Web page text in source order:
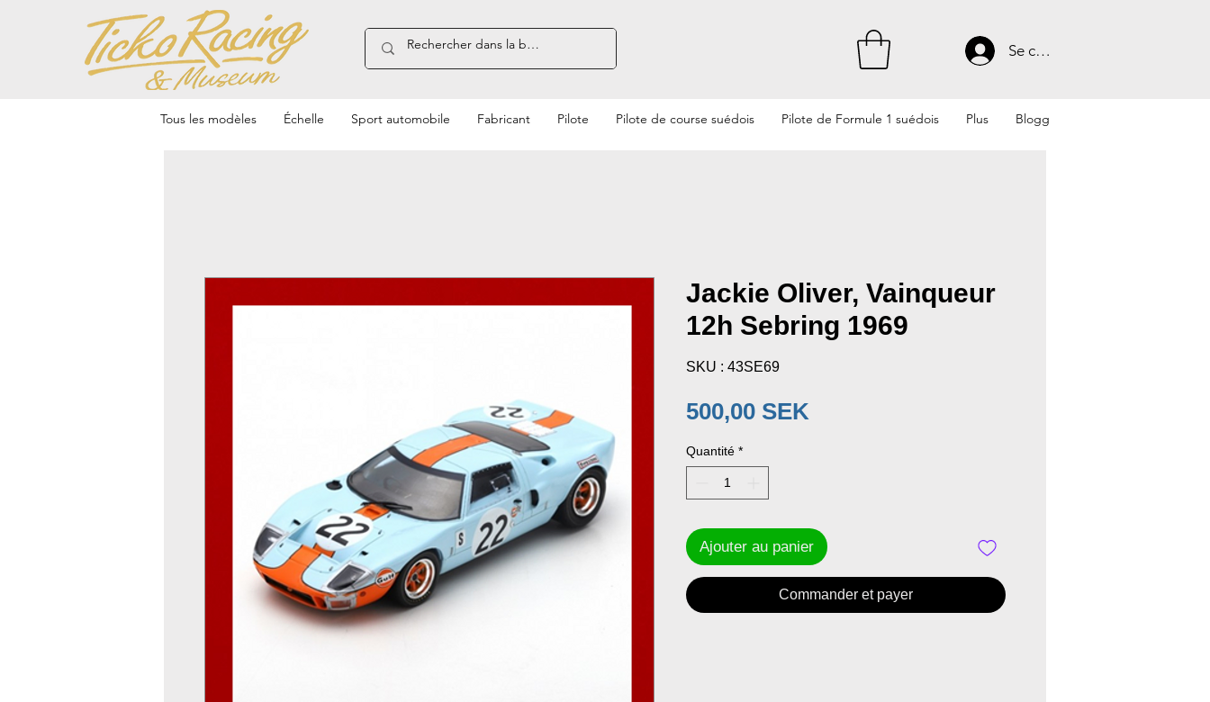
Se connecter
Tous les modèles Échelle Sport automobile Fabricant Pilote Pilote de course suédois Pilote de Formule 1 suédois Plus Blogg
Jackie Oliver, Vainqueur
12h Sebring 1969
SKU : 43SE69
500,00 SEK
Quantité *
Ajouter au panier
Commander et payer